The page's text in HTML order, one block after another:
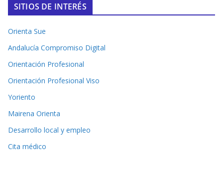
SITIOS DE INTERÉS
Orienta Sue
Andalucía Compromiso Digital
Orientación Profesional
Orientación Profesional Viso
Yoriento
Mairena Orienta
Desarrollo local y empleo
Cita médico